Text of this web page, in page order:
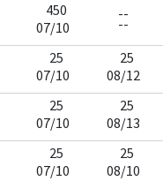
450
07/10
--
--
25
07/10
25
08/12
25
07/10
25
08/13
25
07/10
25
08/10